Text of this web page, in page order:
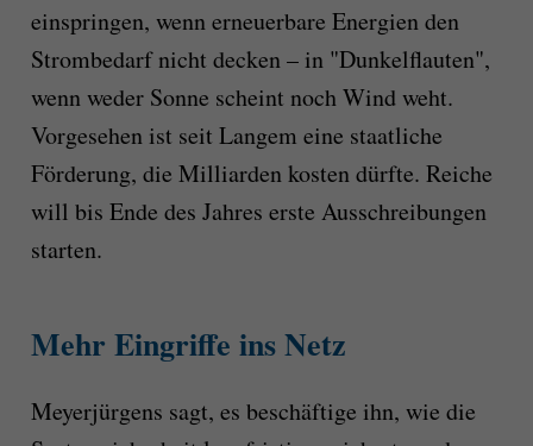
einspringen, wenn erneuerbare Energien den
Strombedarf nicht decken – in "Dunkelflauten",
wenn weder Sonne scheint noch Wind weht.
Vorgesehen ist seit Langem eine staatliche
Förderung, die Milliarden kosten dürfte. Reiche
will bis Ende des Jahres erste Ausschreibungen
starten.
Mehr Eingriffe ins Netz
Meyerjürgens sagt, es beschäftige ihn, wie die